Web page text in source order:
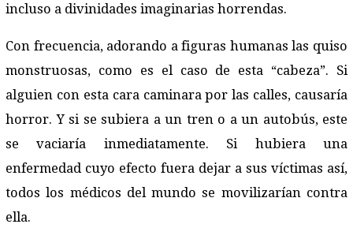
incluso a divinidades imaginarias horrendas.
Con frecuencia, adorando a figuras humanas las quiso
monstruosas, como es el caso de esta “cabeza”. Si
alguien con esta cara caminara por las calles, causaría
horror. Y si se subiera a un tren o a un autobús, este
se vaciaría inmediatamente. Si hubiera una
enfermedad cuyo efecto fuera dejar a sus víctimas así,
todos los médicos del mundo se movilizarían contra
ella.